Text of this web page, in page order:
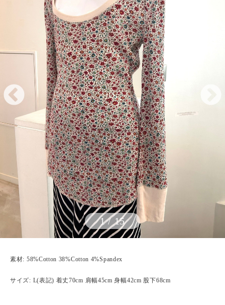
1/15
素材: 58%Cotton 38%Cotton 4%Spandex
サイズ: L(表記) 着丈70cm 肩幅45cm 身幅42cm 股下68cm